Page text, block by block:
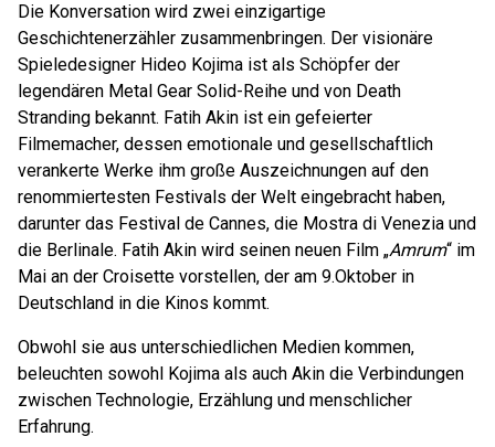
Die Konversation wird zwei einzigartige
Geschichtenerzähler zusammenbringen. Der visionäre
Spieledesigner Hideo Kojima ist als Schöpfer der
legendären Metal Gear Solid-Reihe und von Death
Stranding bekannt. Fatih Akin ist ein gefeierter
Filmemacher, dessen emotionale und gesellschaftlich
verankerte Werke ihm große Auszeichnungen auf den
renommiertesten Festivals der Welt eingebracht haben,
darunter das Festival de Cannes, die Mostra di Venezia und
die Berlinale. Fatih Akin wird seinen neuen Film „Amrum“ im
Mai an der Croisette vorstellen, der am 9.Oktober in
Deutschland in die Kinos kommt.
Obwohl sie aus unterschiedlichen Medien kommen,
beleuchten sowohl Kojima als auch Akin die Verbindungen
zwischen Technologie, Erzählung und menschlicher
Erfahrung.